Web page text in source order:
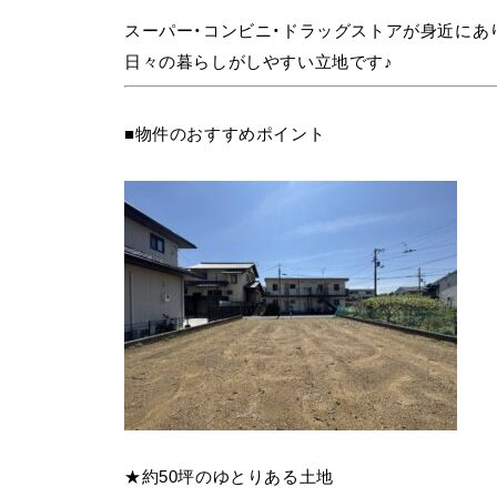
スーパー・コンビニ・ドラッグストアが身近にあ
日々の暮らしがしやすい立地です♪
■物件のおすすめポイント
★約50坪のゆとりある土地